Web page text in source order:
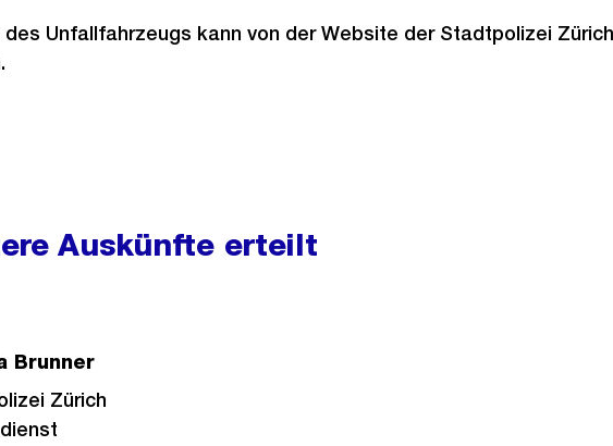
des Unfallfahrzeugs kann von der Website der Stadtpolizei
Auskünfte erteilt
Brunner
Zürich